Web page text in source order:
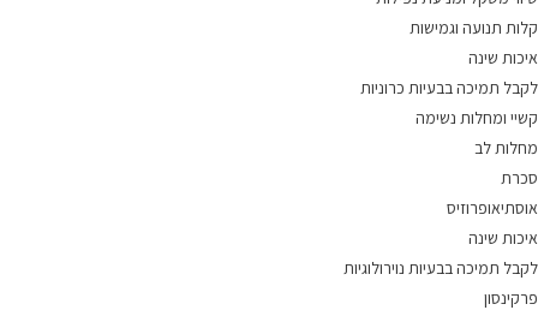
קלות תנועה וגמישות
איכות שינה
לקבל תמיכה בבעיות כרוניות
קשיי ומחלות נשימה
מחלות לב
סכרת
אוסתיאופרוזיס
איכות שינה
לקבל תמיכה בבעיות נוירולוגיות
פרקינסון